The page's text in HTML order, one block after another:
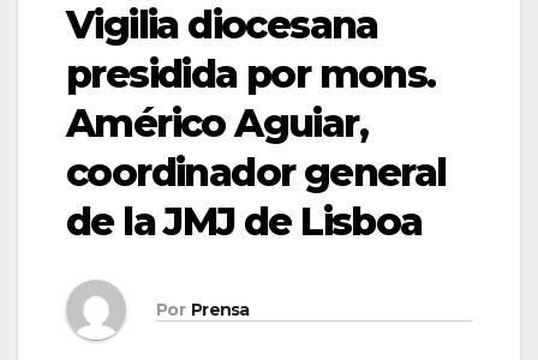
Vigilia diocesana
presidida por mons.
Américo Aguiar,
coordinador general
de la JMJ de Lisboa
Por Prensa